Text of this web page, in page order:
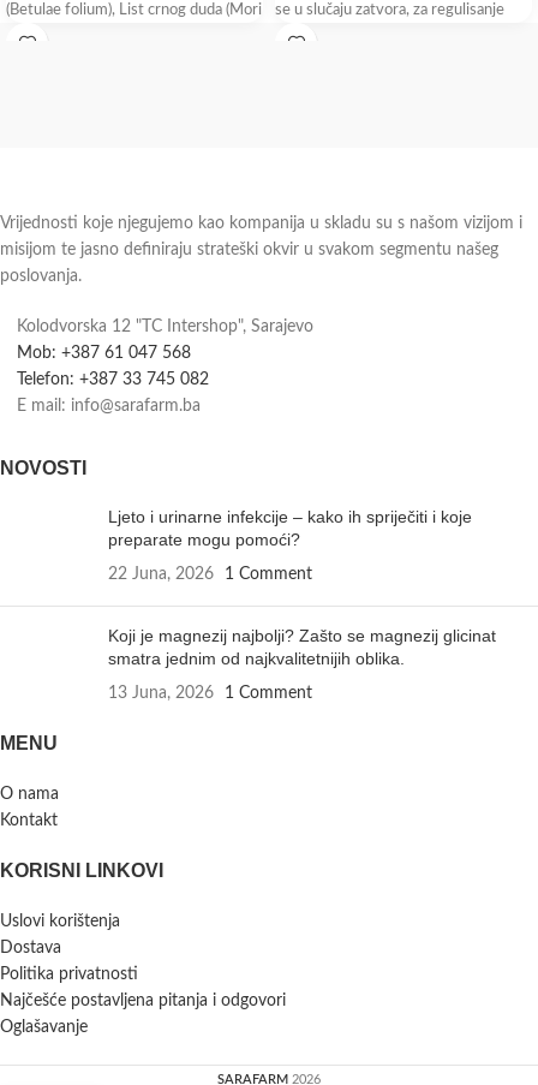
(Betulae folium), List crnog duda (Mori
nigrae
se u slučaju zatvora, za regulisanje
Vrijednosti koje njegujemo kao kompanija u skladu su s našom vizijom i
misijom te jasno definiraju strateški okvir u svakom segmentu našeg
poslovanja.
Kolodvorska 12 "TC Intershop", Sarajevo
Mob: +387 61 047 568
Telefon: +387 33 745 082
E mail: info@sarafarm.ba
NOVOSTI
Ljeto i urinarne infekcije – kako ih spriječiti i koje
preparate mogu pomoći?
22 Juna, 2026 1 Comment
Koji je magnezij najbolji? Zašto se magnezij glicinat
smatra jednim od najkvalitetnijih oblika.
13 Juna, 2026 1 Comment
MENU
O nama
Kontakt
KORISNI LINKOVI
Uslovi korištenja
Dostava
Politika privatnosti
Najčešće postavljena pitanja i odgovori
Oglašavanje
SARAFARM 2026